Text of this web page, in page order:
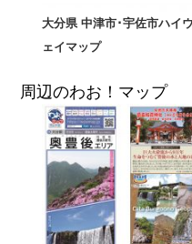
大分県 中津市･宇佐市ハイウ
ェイマップ
周辺のわお！マップ